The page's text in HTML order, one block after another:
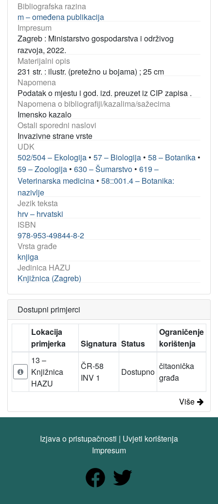
Bibliografska razina
m – omeđena publikacija
Impresum
Zagreb : Ministarstvo gospodarstva i održivog
razvoja, 2022.
Materijalni opis
231 str. : ilustr. (pretežno u bojama) ; 25 cm
Napomena
Podatak o mjestu i god. izd. preuzet iz CIP zapisa .
Napomena o bibliografiji/kazalima/sažecima
Imensko kazalo
Ostali sporedni naslovi
Invazivne strane vrste
UDK
502/504 – Ekologija • 57 – Biologija • 58 – Botanika •
59 – Zoologija • 630 – Šumarstvo • 619 –
Veterinarska medicina • 58::001.4 – Botanika:
nazivlje
Jezik teksta
hrv – hrvatski
ISBN
978-953-49844-8-2
Vrsta građe
knjiga
Jedinica HAZU
Knjižnica (Zagreb)
Dostupni primjerci
Lokacija
primjerka
Signatura Status
Ograničenje
korištenja
13 –
Knjižnica
HAZU
ČR-58
INV 1
Dostupno
čitaonička
građa
Više
Izjava o pristupačnosti | Uvjeti korištenja
Impresum